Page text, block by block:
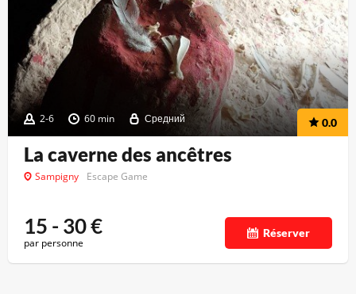
2-6 60 min Средний 0.0
La caverne des ancêtres
Sampigny Escape Game
15 - 30€
par personne
Réserver